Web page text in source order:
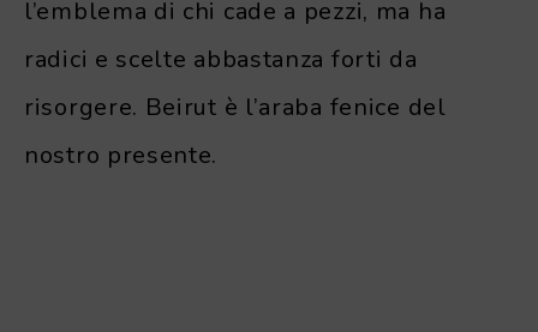
l’emblema di chi cade a pezzi, ma ha
radici e scelte abbastanza forti da
risorgere. Beirut è l’araba fenice del
nostro presente.